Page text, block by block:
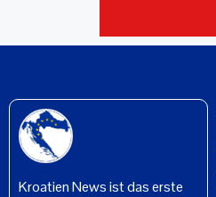
Kroatien News ist das erste